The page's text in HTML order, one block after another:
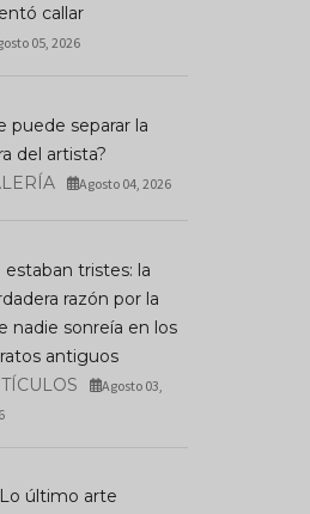
callar
05, 2026
puede separar la
del artista?
Agosto 04, 2026
estaban tristes: la
razón por la
nadie sonreía en los
antiguos
Agosto 03,
último arte